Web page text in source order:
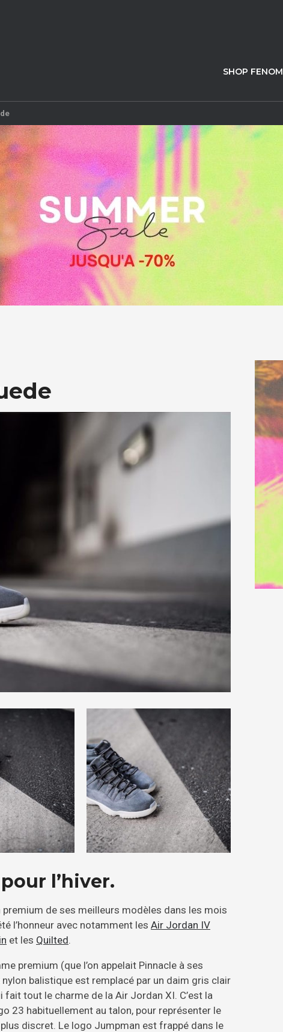
SHOP FENOM
l’hiver.
de ses meilleurs modèles dans les mois
l’honneur avec notamment les Air Jordan IV
et les Quilted.
premium (que l’on appelait Pinnacle à ses
nylon balistique est remplacé par un daim gris clair
tout le charme de la Air Jordan XI. C’est la
23 habituellement au talon, pour représenter le
discret. Le logo Jumpman est frappé dans le